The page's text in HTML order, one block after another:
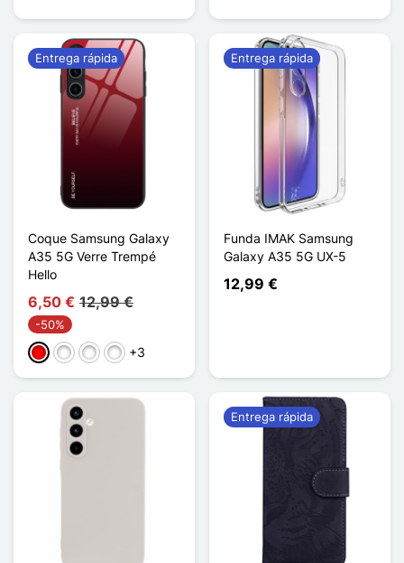
Coque Samsung Galaxy
A35 5G Verre Trempé
Hello
6,50 € 12,99 €
-50%
Rouge / Noir
Cyan/Bleu
Violet / Bleu
Bleu / Rose
+3
Entrega rápida
Funda IMAK Samsung
Galaxy A35 5G UX-5
12,99 €
Entrega rápida
Entrega rápida